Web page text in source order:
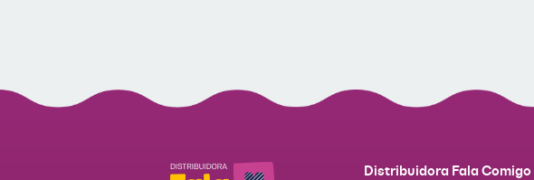
Distribuidora Fala Comigo